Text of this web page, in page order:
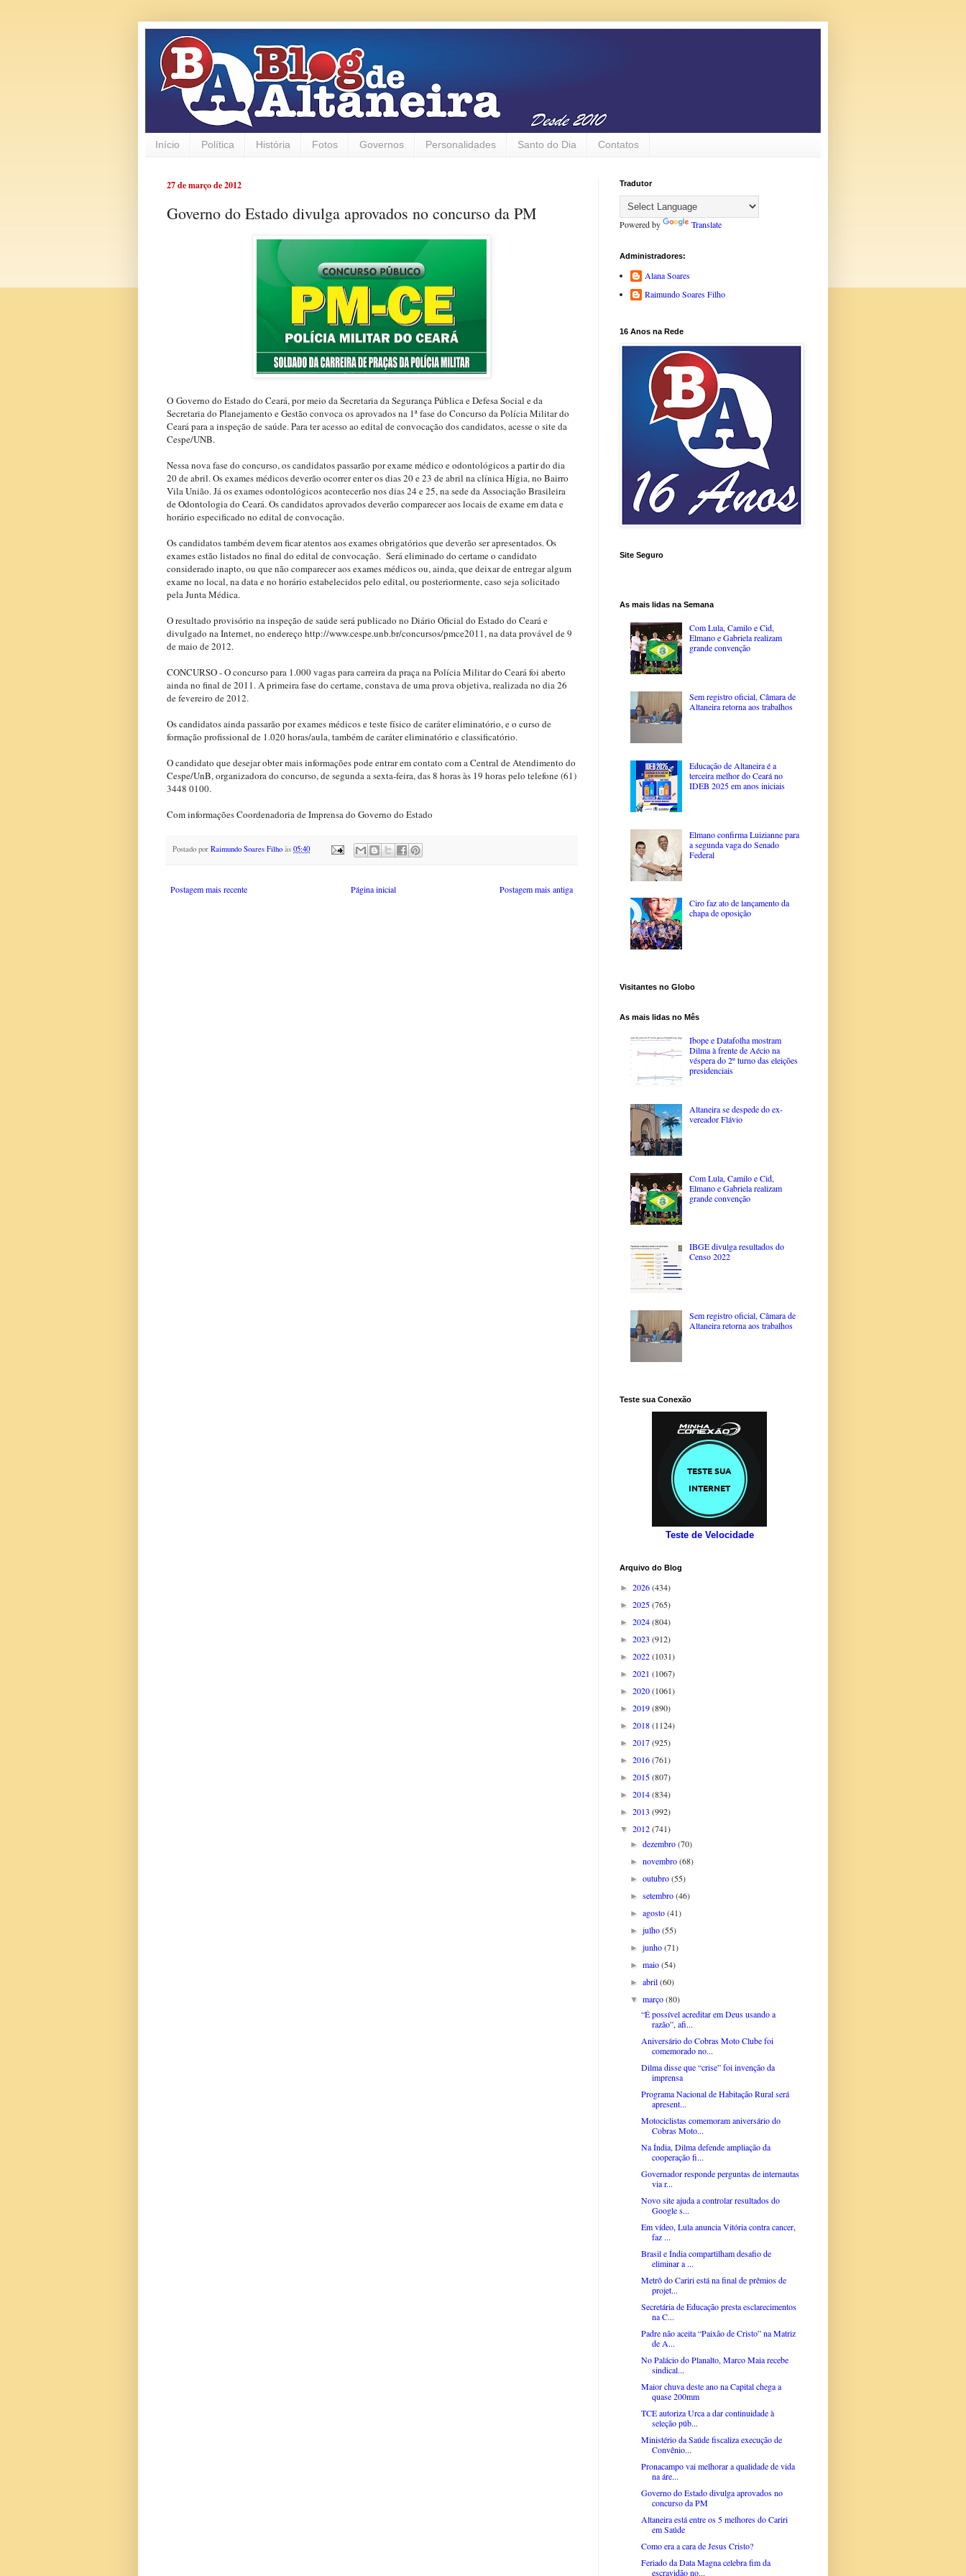
Início Política História Fotos Governos Personalidades Santo do Dia Contatos
27 de março de 2012
Governo do Estado divulga aprovados no concurso da PM
O Governo do Estado do Ceará, por meio da Secretaria da Segurança Pública e Defesa Social e da
Secretaria do Planejamento e Gestão convoca os aprovados na 1ª fase do Concurso da Polícia Militar do
Ceará para a inspeção de saúde. Para ter acesso ao edital de convocação dos candidatos, acesse o site da
Cespe/UNB.
Nessa nova fase do concurso, os candidatos passarão por exame médico e odontológicos a partir do dia
20 de abril. Os exames médicos deverão ocorrer enter os dias 20 e 23 de abril na clínica Hígia, no Bairro
Vila União. Já os exames odontológicos acontecerão nos dias 24 e 25, na sede da Associação Brasileira
de Odontologia do Ceará. Os candidatos aprovados deverão comparecer aos locais de exame em data e
horário especificado no edital de convocação.
Os candidatos também devem ficar atentos aos exames obrigatórios que deverão ser apresentados. Os
exames estão listados no final do edital de convocação. Será eliminado do certame o candidato
considerado inapto, ou que não comparecer aos exames médicos ou, ainda, que deixar de entregar algum
exame no local, na data e no horário estabelecidos pelo edital, ou posteriormente, caso seja solicitado
pela Junta Médica.
O resultado provisório na inspeção de saúde será publicado no Diário Oficial do Estado do Ceará e
divulgado na Internet, no endereço http://www.cespe.unb.br/concursos/pmce2011, na data provável de 9
de maio de 2012.
CONCURSO - O concurso para 1.000 vagas para carreira da praça na Polícia Militar do Ceará foi aberto
ainda no final de 2011. A primeira fase do certame, constava de uma prova objetiva, realizada no dia 26
de fevereiro de 2012.
Os candidatos ainda passarão por exames médicos e teste físico de caráter eliminatório, e o curso de
formação profissional de 1.020 horas/aula, também de caráter eliminatório e classificatório.
O candidato que desejar obter mais informações pode entrar em contato com a Central de Atendimento do
Cespe/UnB, organizadora do concurso, de segunda a sexta-feira, das 8 horas às 19 horas pelo telefone (61)
3448 0100.
Com informações Coordenadoria de Imprensa do Governo do Estado
Postado por Raimundo Soares Filho às 05:40
Postagem mais recente Postagem mais antiga
Página inicial
Tradutor
Powered by Translate
Administradores:
Alana Soares
Raimundo Soares Filho
16 Anos na Rede
Site Seguro
As mais lidas na Semana
Com Lula, Camilo e Cid,
Elmano e Gabriela realizam
grande convenção
Sem registro oficial, Câmara de
Altaneira retorna aos trabalhos
Educação de Altaneira é a
terceira melhor do Ceará no
IDEB 2025 em anos iniciais
Elmano confirma Luizianne para
a segunda vaga do Senado
Federal
Ciro faz ato de lançamento da
chapa de oposição
Visitantes no Globo
As mais lidas no Mês
Ibope e Datafolha mostram
Dilma à frente de Aécio na
véspera do 2º turno das eleições
presidenciais
Altaneira se despede do ex-
vereador Flávio
Com Lula, Camilo e Cid,
Elmano e Gabriela realizam
grande convenção
IBGE divulga resultados do
Censo 2022
Sem registro oficial, Câmara de
Altaneira retorna aos trabalhos
Teste sua Conexão
Teste de Velocidade
Arquivo do Blog
► 2026(434)
► 2025(765)
► 2024(804)
► 2023 (912)
► 2022(1031)
► 2021 (1067)
► 2020(1061)
► 2019(890)
► 2018(1124)
► 2017(925)
► 2016(761)
► 2015(807)
► 2014(834)
► 2013 (992)
▼ 2012(741)
►dezembro(70)
►novembro(68)
►outubro(55)
►setembro(46)
►agosto(41)
►julho(55)
►junho(71)
►maio(54)
►abril(60)
▼março(80)
“É possível acreditar em Deus usando a
razão”, afi...
Aniversário do Cobras Moto Clube foi
comemorado no...
Dilma disse que “crise” foi invenção da
imprensa
Programa Nacional de Habitação Rural será
apresent...
Motociclistas comemoram aniversário do
Cobras Moto...
Na Índia, Dilma defende ampliação da
cooperação fi...
Governador responde perguntas de internautas
via r...
Novo site ajuda a controlar resultados do
Google s...
Em vídeo, Lula anuncia Vitória contra cancer,
faz ...
Brasil e Índia compartilham desafio de
eliminar a ...
Metrô do Cariri está na final de prêmios de
projet...
Secretária de Educação presta esclarecimentos
na C...
Padre não aceita “Paixão de Cristo” na Matriz
de A...
No Palácio do Planalto, Marco Maia recebe
sindical...
Maior chuva deste ano na Capital chega a
quase 200mm
TCE autoriza Urca a dar continuidade à
seleção púb...
Ministério da Saúde fiscaliza execução de
Convênio...
Pronacampo vai melhorar a qualidade de vida
na áre...
Governo do Estado divulga aprovados no
concurso da PM
Altaneira está entre os 5 melhores do Cariri
em Saúde
Como era a cara de Jesus Cristo?
Feriado da Data Magna celebra fim da
escravidão no...